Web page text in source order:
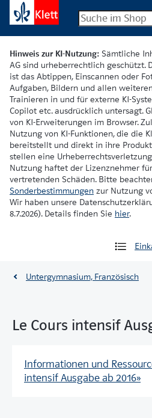
Hinweis zur KI-Nutzung: Sämtliche
AG sind urheberrechtlich geschützt.
ist das Abtippen, Einscannen oder
Aufgaben, Bildern und allen
Trainieren in und für externe KI-
Copilot etc. ausdrücklich untersagt.
von KI-Erweiterungen im Browser.
Nutzung von KI-Funktionen, die die
bereitstellt und direkt in ihre
stellen eine
Nutzung haftet der Lizenznehmer
vertretenden Schäden. Bitte
Sonderbestimmungen zur Nutzung
Wir haben unsere
8.7.2026). Details finden Sie hier.
Untergymnasium, Französisch
Le Cours intensif
Informationen und
intensif Ausgabe ab 2016»